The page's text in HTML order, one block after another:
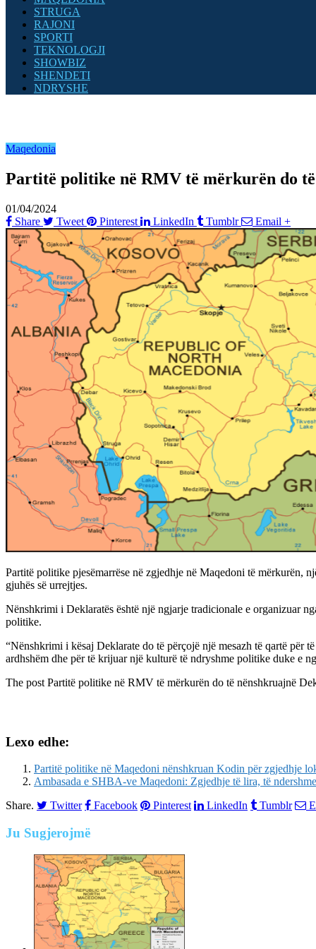
STRUGA
RAJONI
SPORTI
TEKNOLOGJI
SHOWBIZ
SHENDETI
NDRYSHE
Maqedonia
Partitë politike në RMV të mërkurën do
01/04/2024
Share
Tweet Pinterest LinkedIn Tumblr Email +
Partitë politike pjesëmarrëse në zgjedhje në Maqedoni të mërkurën,
gjuhës së urrejtjes.
Nënshkrimi i Deklaratës është një ngjarje tradicionale e organizuar
politike.
“Nënshkrimi i kësaj Deklarate do të përçojë një mesazh të qartë për
ardhshëm dhe për të krijuar një kulturë të ndryshme politike duke e
The post Partitë politike në RMV të mërkurën do të nënshkruajnë
Lexo edhe:
Partitë politike në Maqedoni nënshkruan Kodin për zgjedhje
Ambasada e SHBA-ve Maqedoni: Zgjedhje të lira, të
Share.
Twitter Facebook Pinterest LinkedIn Tumblr
Ju Sugjerojmë